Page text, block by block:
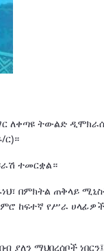
ለቀጣዩ ትውልድ
ር)።
ተመርቋል።
በምክትል ጠቅላይ
ከፍተኛ የሥራ
ያለን ማህበረሰቦች ነበርን፤